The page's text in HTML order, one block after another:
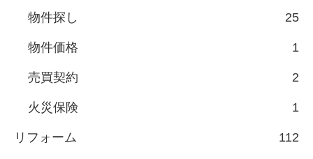
物件探し 25
物件価格 1
売買契約 2
火災保険 1
リフォーム 112